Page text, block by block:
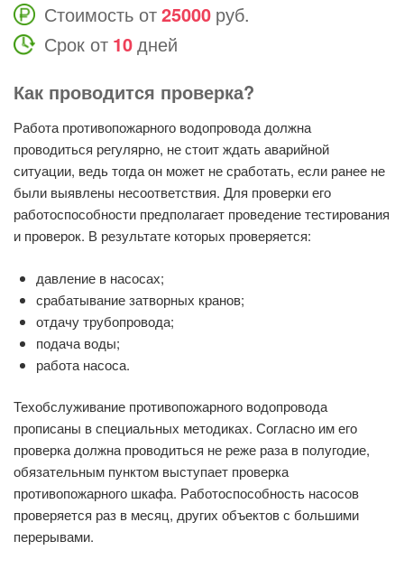
Стоимость от25000 руб.
Срок от 10дней
Как проводится проверка?
Работа противопожарного водопровода должна
проводиться регулярно, не стоит ждать аварийной
ситуации, ведь тогда он может не сработать, если ранее не
были выявлены несоответствия. Для проверки его
работоспособности предполагает проведение тестирования
и проверок. В результате которых проверяется:
давление в насосах;
срабатывание затворных кранов;
отдачу трубопровода;
подача воды;
работа насоса.
Техобслуживание противопожарного водопровода
прописаны в специальных методиках. Согласно им его
проверка должна проводиться не реже раза в полугодие,
обязательным пунктом выступает проверка
противопожарного шкафа. Работоспособность насосов
проверяется раз в месяц, других объектов с большими
перерывами.